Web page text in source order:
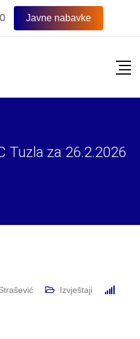
Javne nabavke
Tuzla za 26.2.2026
Izvještaji